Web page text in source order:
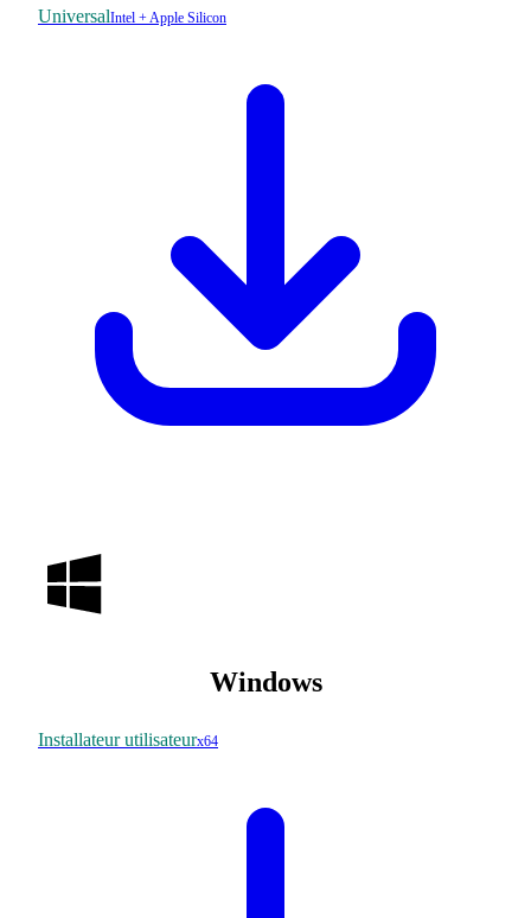
UniversalIntel + Apple Silicon
Windows
Installateur utilisateurx64